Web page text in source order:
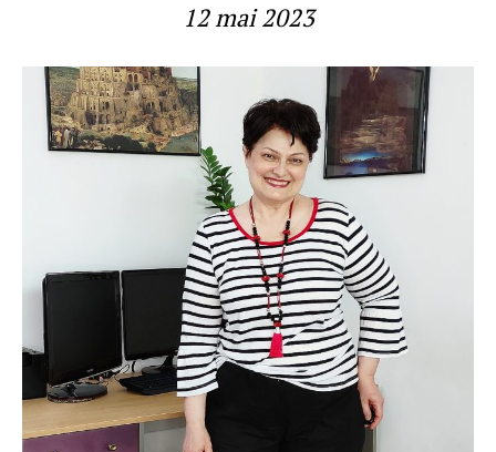
12 mai 2023